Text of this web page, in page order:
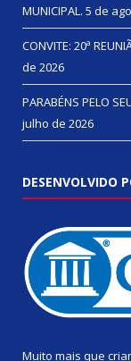
MUNICIPAL. 5 de
CONVITE: 20ª
de 2026
PARABÉNS PELO
julho de 2026
DESENVOLVIDO
Muito mais que